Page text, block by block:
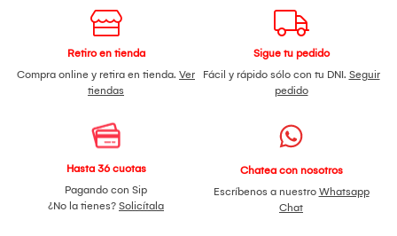
Retiro en tienda
Compra online y retira en tienda. Ver
tiendas
Sigue tu pedido
Fácil y rápido sólo con tu DNI. Seguir
pedido
Hasta 36 cuotas
Pagando con Sip
¿No la tienes? Solicítala
Chatea con nosotros
Escríbenos a nuestro Whatsapp
Chat